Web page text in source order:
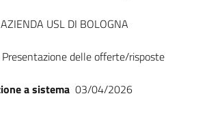
AZIENDA USL DI BOLOGNA
Presentazione delle offerte/risposte
a sistema 03/04/2026